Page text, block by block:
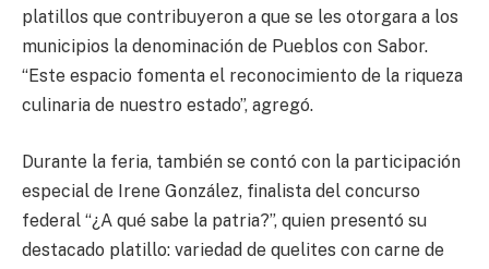
platillos que contribuyeron a que se les otorgara a los
municipios la denominación de Pueblos con Sabor.
“Este espacio fomenta el reconocimiento de la riqueza
culinaria de nuestro estado”, agregó.
Durante la feria, también se contó con la participación
especial de Irene González, finalista del concurso
federal “¿A qué sabe la patria?”, quien presentó su
destacado platillo: variedad de quelites con carne de